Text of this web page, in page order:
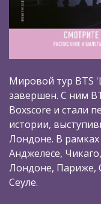
Мировой тур BTS
завершен. С ним
Boxscore и стали
истории,
Лондоне. В
Анджелесе,
Лондоне, Париже,
Сеуле.